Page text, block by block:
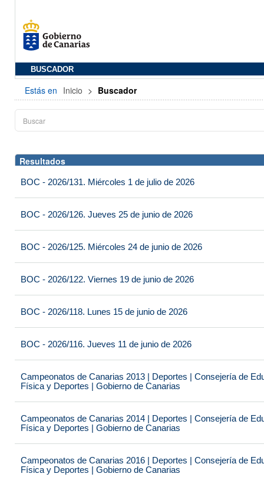
BUSCADOR
Estás en Inicio > Buscador
Resultados
BOC - 2026/131. Miércoles 1 de julio de 2026
BOC - 2026/126. Jueves 25 de junio de 2026
BOC - 2026/125. Miércoles 24 de junio de 2026
BOC - 2026/122. Viernes 19 de junio de 2026
BOC - 2026/118. Lunes 15 de junio de 2026
BOC - 2026/116. Jueves 11 de junio de 2026
Campeonatos de Canarias 2013 | Deportes | Consejería de
Física y Deportes | Gobierno de Canarias
Campeonatos de Canarias 2014 | Deportes | Consejería de
Física y Deportes | Gobierno de Canarias
Campeonatos de Canarias 2016 | Deportes | Consejería de
Física y Deportes | Gobierno de Canarias